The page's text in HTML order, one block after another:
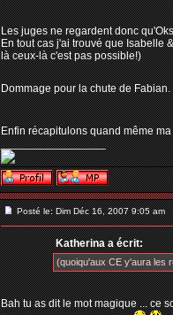
Les juges ne regardent donc
En tout cas j'ai trouvé que Isabelle
là ceux-là c'est pas possible!)
Dommage pour la chute de
Enfin récapitulons quand même
_________________
Posté le: Dim Déc 16, 2007 9:05 am
Katherina a écrit:
(quoiqu'aux CE y'aura les
Bah tu as dit le mot magique ... ce